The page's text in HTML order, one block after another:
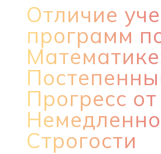
Отличие
программ
Прогресс от
Строгости